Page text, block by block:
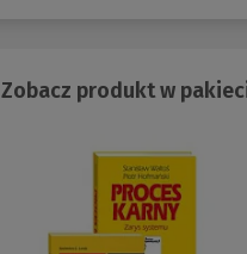
Zobacz produkt w